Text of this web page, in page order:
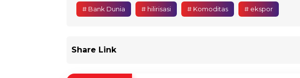
# Bank Dunia # hilirisasi # Komoditas # ekspor
Share Link